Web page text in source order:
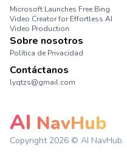
Microsoft Launches Free Bing
Video Creator for Effortless AI
Video Production
Sobre nosotros
Política de Privacidad
Contáctanos
lyqtzs@gmail.com
AI NavHub
Copyright 2026 © AI